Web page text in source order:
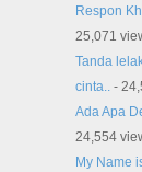
Respon
25,071
Tanda
cinta..-
Ada Apa
24,554
My Name